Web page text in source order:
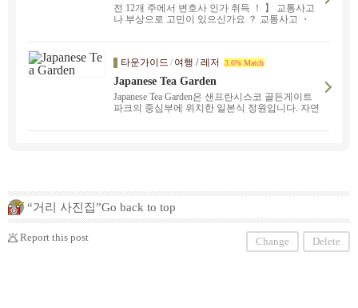
전 12개 주에서 변호사 인가 취득 ！ 】 교통사고
나 부상으로 고민이 있으신가요 ？ 교통사고 ・
원합니다. 풍부한 지식과 경험으로 당신의 권리를
지켜드립니다. 어떤 일이든 우선은 부담없이 연락
주세요 ！ 『일본어 오퍼레이션 ： 800-725-057
1』 알래스카주 ・ 애리조나주 ・ 일리노이주 ・
오클라호마주 ・ 오레곤주 ・ 캘리포니아주 ・ 콜
타운가이드 / 여행 / 레저 3.6% Match
Japanese Tea Garden
Japanese Tea Garden은 샌프란시스코 골든게이트
파크의 중심부에 위치한 일본식 정원입니다. 자연
“거리 사진집”Go back to top
Report this post Change Delete